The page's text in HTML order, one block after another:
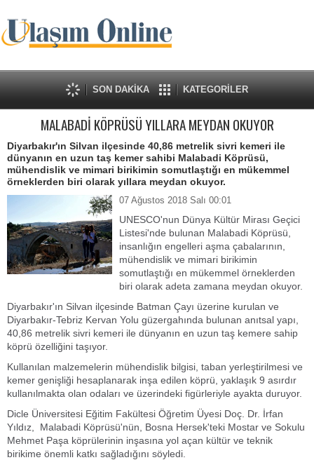
SON DAKİKA KATEGORİLER
MALABADİ KÖPRÜSÜ YILLARA MEYDAN OKUYOR
Diyarbakır'ın Silvan ilçesinde 40,86 metrelik sivri kemeri ile
dünyanın en uzun taş kemer sahibi Malabadi Köprüsü,
mühendislik ve mimari birikimin somutlaştığı en mükemmel
örneklerden biri olarak yıllara meydan okuyor.
07 Ağustos 2018 Salı 00:01
UNESCO'nun Dünya Kültür Mirası Geçici
Listesi'nde bulunan Malabadi Köprüsü,
insanlığın engelleri aşma çabalarının,
mühendislik ve mimari birikimin
somutlaştığı en mükemmel örneklerden
biri olarak adeta zamana meydan okuyor.
Diyarbakır'ın Silvan ilçesinde Batman Çayı üzerine kurulan ve
Diyarbakır-Tebriz Kervan Yolu güzergahında bulunan anıtsal yapı,
40,86 metrelik sivri kemeri ile dünyanın en uzun taş kemere sahip
köprü özelliğini taşıyor.
Kullanılan malzemelerin mühendislik bilgisi, taban yerleştirilmesi ve
kemer genişliği hesaplanarak inşa edilen köprü, yaklaşık 9 asırdır
kullanılmakta olan odaları ve üzerindeki figürleriyle ayakta duruyor.
Dicle Üniversitesi Eğitim Fakültesi Öğretim Üyesi Doç. Dr. İrfan
Yıldız, Malabadi Köprüsü'nün, Bosna Hersek'teki Mostar ve Sokulu
Mehmet Paşa köprülerinin inşasına yol açan kültür ve teknik
birikime önemli katkı sağladığını söyledi.